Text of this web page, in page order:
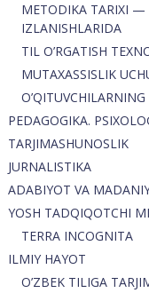
METODIKA TARIXI —
IZLANISHLARIDA
TIL O’RGATISH
MUTAXASSISLIK
PEDAGOGIKA.
TARJIMASHUNOSLIK
JURNALISTIKA
ADABIYOT VA
YOSH TADQIQOTCHI
TERRA INCOGNITA
ILMIY HAYOT
O’ZBEK TILIGA